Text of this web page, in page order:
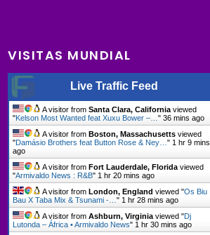
VISITAS MUNDIAL
Live Traffic Feed
A visitor fromSanta Clara, California viewed
"Kelson Most Wanted feat Xuxu Bower –…"36 mins ago
A visitor fromBoston, Massachusetts viewed
"Damásio Brothers feat Button Rose & Ney…" 1 hr 9 mins
ago
A visitor fromFort Lauderdale, Florida viewed
"Armivaldo News : R&B" 1 hr 20 mins ago
A visitor fromLondon, England viewed "Os Biu
Bau X Taba Mix & Tsunami -…" 1 hr 28 mins ago
A visitor fromAshburn, Virginia viewed "Dj
Lutonda – África • Armivaldo News" 1 hr 30 mins ago